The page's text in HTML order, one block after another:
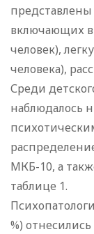
включающих в
человек),
человека),
Среди
наблюдалось
МКБ-10, а
таблице 1.
%)